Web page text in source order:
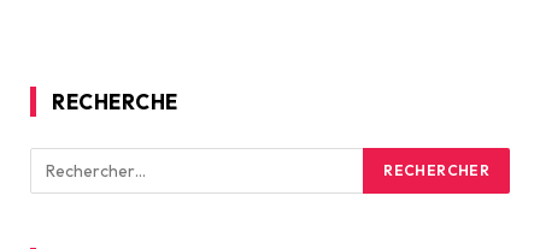
RECHERCHE